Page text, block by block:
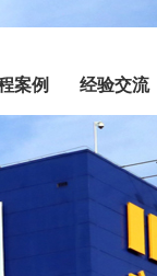
案例 经验交流